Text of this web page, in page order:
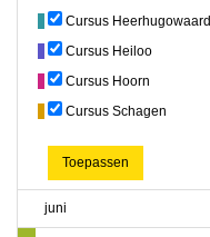
Cursus Heerhugowaard
Cursus Heiloo
Cursus Hoorn
Cursus Schagen
Toepassen
juni